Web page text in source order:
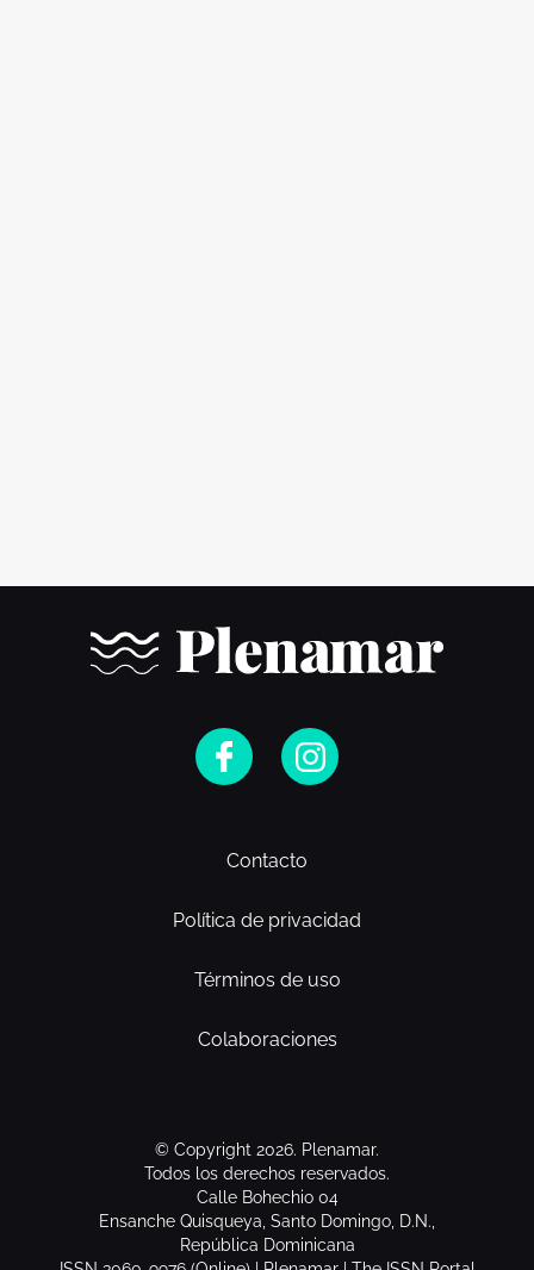
Contacto
Política de privacidad
Términos de uso
Colaboraciones
© Copyright 2026. Plenamar.
Todos los derechos reservados.
Calle Bohechio 04
Ensanche Quisqueya, Santo Domingo, D.N.,
República Dominicana